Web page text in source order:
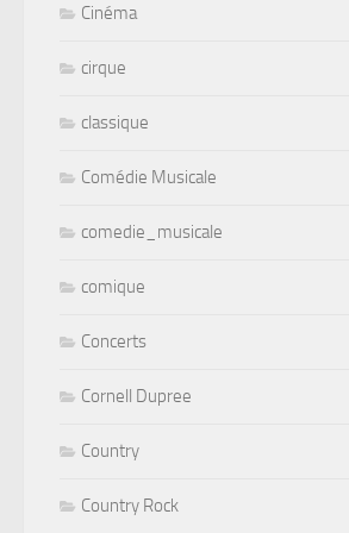
Cinéma
cirque
classique
Comédie Musicale
comedie_musicale
comique
Concerts
Cornell Dupree
Country
Country Rock